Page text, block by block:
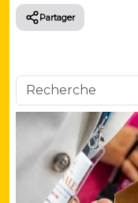
Partager